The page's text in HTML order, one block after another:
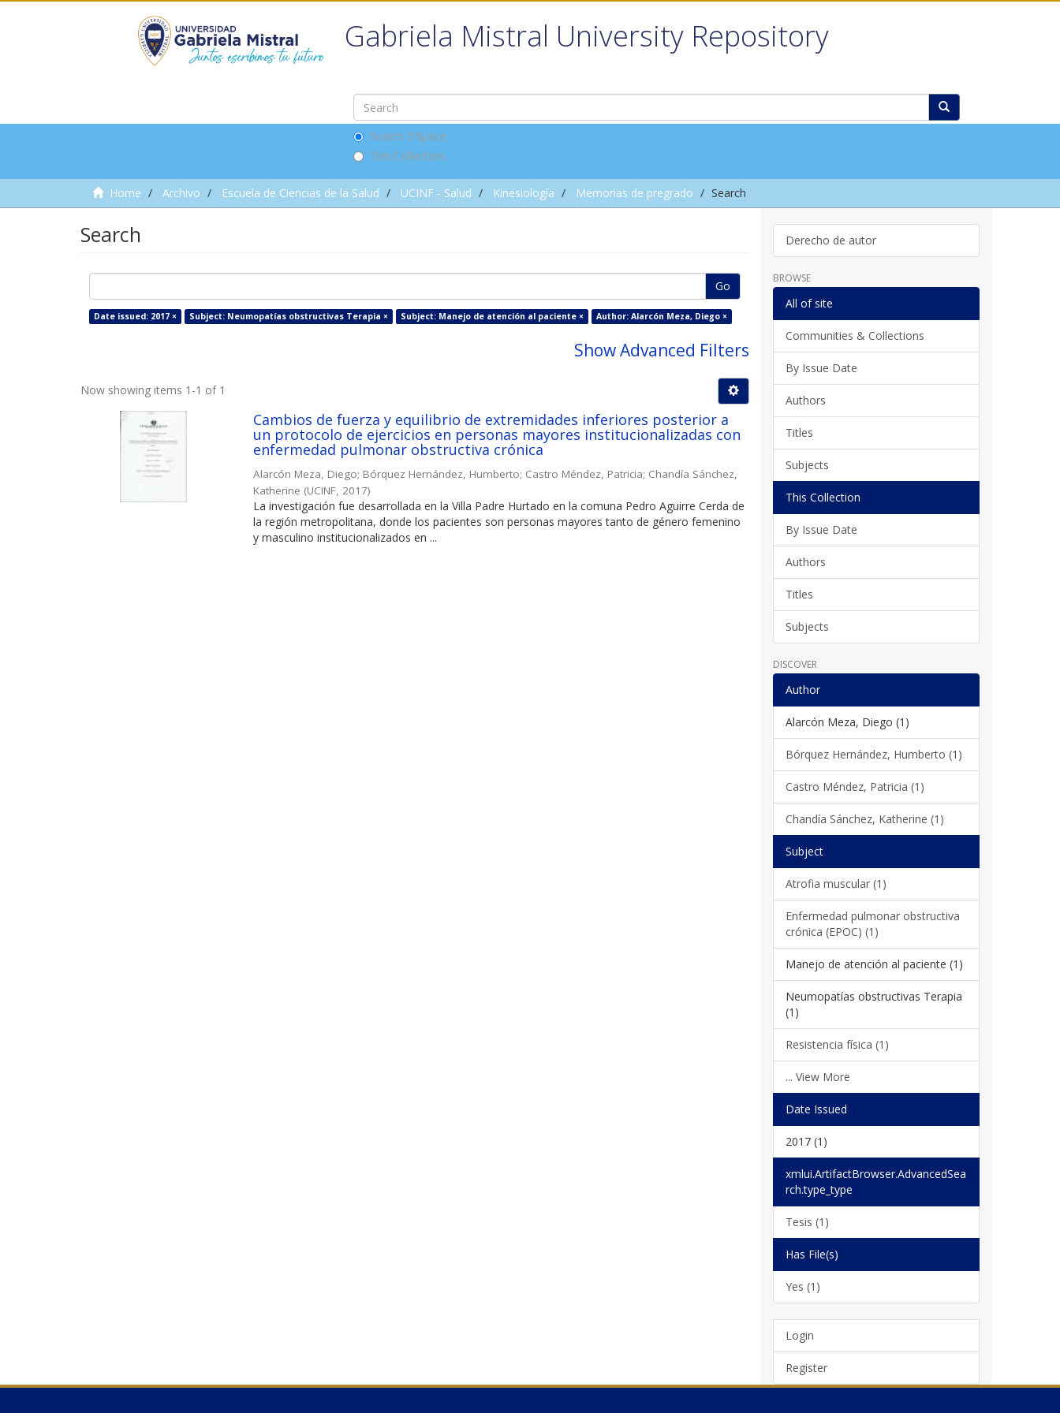
Gabriela Mistral University Repository
Search DSpace
This Collection
Home Archivo Escuela de Ciencias de la Salud UCINF - Salud Kinesiología Memorias de pregrado Search
Search
Go
Date issued: 2017 × Subject: Neumopatías obstructivas Terapia × Subject: Manejo de atención al paciente × Author: Alarcón Meza, Diego ×
Show Advanced Filters
Now showing items 1-1 of 1
Cambios de fuerza y equilibrio de extremidades inferiores posterior a
un protocolo de ejercicios en personas mayores institucionalizadas con
enfermedad pulmonar obstructiva crónica
Alarcón Meza, Diego; Bórquez Hernández, Humberto; Castro Méndez, Patricia; Chandía Sánchez,
Katherine (UCINF 2017)
La investigación fue desarrollada en la Villa Padre Hurtado en la comuna Pedro Aguirre Cerda de
la región metropolitana, donde los pacientes son personas mayores tanto de género femenino
y masculino institucionalizados en ...
Derecho de autor
BROWSE
All of site
Communities & Collections
By Issue Date
Authors
Titles
Subjects
This Collection
By Issue Date
Authors
Titles
Subjects
DISCOVER
Author
Alarcón Meza, Diego (1)
Bórquez Hernández, Humberto (1)
Castro Méndez, Patricia (1)
Chandía Sánchez, Katherine (1)
Subject
Atrofia muscular (1)
Enfermedad pulmonar obstructiva
crónica (EPOC) (1)
Manejo de atención al paciente (1)
Neumopatías obstructivas Terapia
(1)
Resistencia física (1)
... View More
Date Issued
2017 (1)
xmlui.ArtifactBrowser.AdvancedSea
rch.type_type
Tesis (1)
Has File(s)
Yes (1)
Login
Register